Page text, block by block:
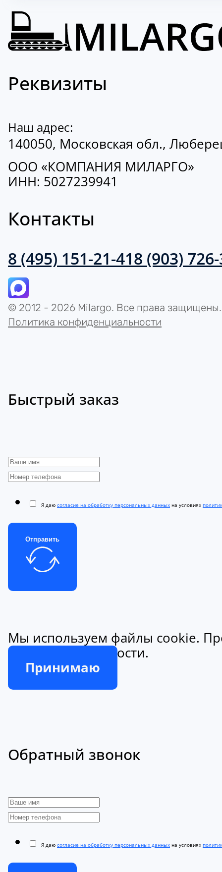
Реквизиты
Наш адрес:
140050, Московская обл.,
ООО «КОМПАНИЯ МИЛАРГО»
ИНН: 5027239941
Контакты
8 (495) 151-21-418 (903)
© 2012 - 2026 Milargo. Все права защищены.
Политика конфиденциальности
Быстрый заказ
Я даю согласие на обработку персональных данных на условиях
Отправить
Мы используем файлы cookie.
конфиденциальности.
Принимаю
Обратный звонок
Я даю согласие на обработку персональных данных на условиях